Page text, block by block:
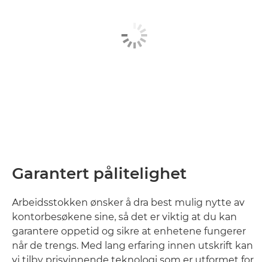
Garantert pålitelighet
Arbeidsstokken ønsker å dra best mulig nytte av
kontorbesøkene sine, så det er viktig at du kan
garantere oppetid og sikre at enhetene fungerer
når de trengs. Med lang erfaring innen utskrift kan
vi tilby prisvinnende teknologi som er utformet for